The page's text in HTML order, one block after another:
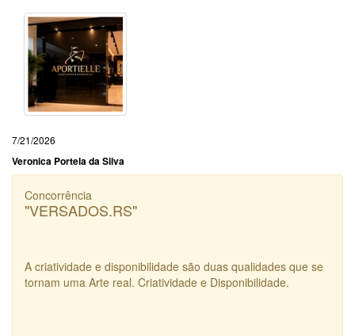
7/21/2026
Veronica Portela da Silva
Concorrência
"VERSADOS.RS"
A criatividade e disponibilidade são duas qualidades que se
tornam uma Arte real. Criatividade e Disponibilidade.